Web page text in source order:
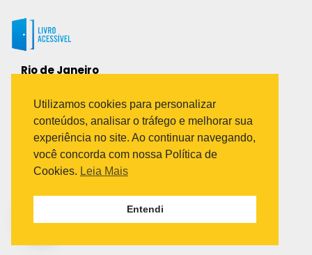
Rio de Janeiro
Bairro Industrial do Jacaré
Rio de Janeiro – RJ – CEP: 20970-031
Telefone:
(21) 3278-8069
(21) 3995-7512
Avenida Paulista 1636 / sala 1407
Utilizamos cookies para personalizar
conteúdos, analisar o tráfego e melhorar sua
experiência no site. Ao continuar navegando,
você concorda com nossa Política de
Cookies. Leia Mais
Entendi